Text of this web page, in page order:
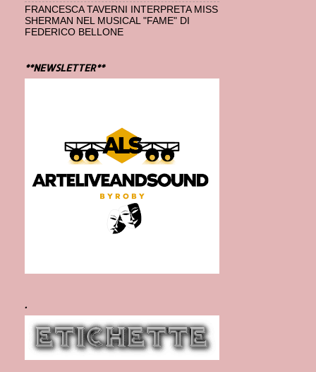
FRANCESCA TAVERNI INTERPRETA MISS
SHERMAN NEL MUSICAL "FAME" DI
FEDERICO BELLONE
**NEWSLETTER**
.